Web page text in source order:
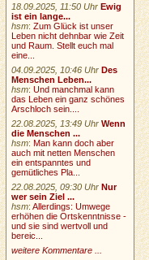
18.09.2025, 11:50 Uhr Ewig
ist ein lange...
hsm:Zum Glück ist unser
Leben nicht dehnbar wie Zeit
und Raum. Stellt euch mal
eine...
04.09.2025, 10:46 Uhr Des
Menschen Leben...
hsm:Und manchmal kann
das Leben ein ganz schönes
Arschloch sein....
22.08.2025, 13:49 Uhr Wenn
die Menschen ...
hsm:Man kann doch aber
auch mit netten Menschen
ein entspanntes und
gemütliches Pla...
22.08.2025, 09:30 Uhr Nur
wer sein Ziel ...
hsm:Allerdings: Umwege
erhöhen die Ortskenntnisse -
und sie sind wertvoll und
bereic...
weitere Kommentare ...